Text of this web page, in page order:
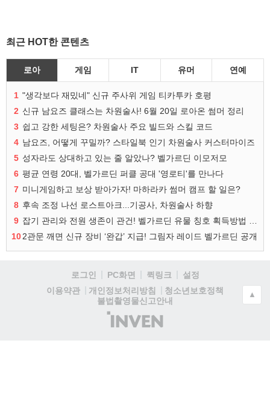
최근 HOT한 콘텐츠
로아 게임 IT 유머 연예
1 "생각보다 재밌네" 신규 주사위 게임 티카투카 호평
2 신규 남요즈 클래스는 차원술사! 6월 20일 로아온 썸머 정리
3 쉽고 강한 세팅은? 차원술사 주요 빌드와 스킬 코드
4 남요즈, 어떻게 꾸밀까? 스타일북 인기 차원술사 커스터마이즈
5 성자라도 상대하고 있는 줄 알았나? 벨가르딘 이모저모
6 평균 연령 20대, 벨가르딘 퍼클 공대 '영로티'를 만나다
7 미니게임하고 보상 받아가자! 마하라카 썸머 캠프 할 일은?
8 후속 조정 나선 로스트아크...기공사, 차원술사 하향
9
잡기 관리와 전원 생존이 관건! 벨가르딘 유물 칭호 획득방법 정리
102관문 깨면 신규 장비 ‘완갑’ 지급! 그림자 레이드 벨가르딘 공개
로그인 PC화면 퀵링크
설정
이용약관
개인정보처리방침
청소년보호정책
불법촬영물신고안내
(주)
인
▲